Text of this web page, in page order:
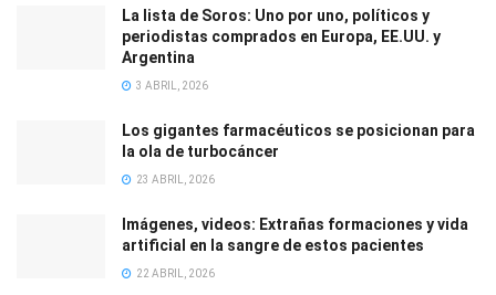
La lista de Soros: Uno por uno, políticos y
periodistas comprados en Europa, EE.UU. y
Argentina
3 ABRIL, 2026
Los gigantes farmacéuticos se posicionan para
la ola de turbocáncer
23 ABRIL, 2026
Imágenes, videos: Extrañas formaciones y vida
artificial en la sangre de estos pacientes
22 ABRIL, 2026